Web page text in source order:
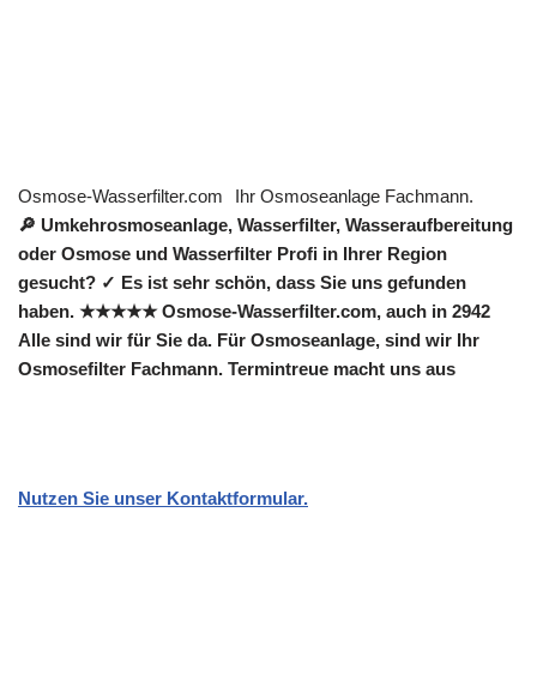
Osmose-Wasserfilter.com
Ihr Osmoseanlage Fachmann.
🔎 Umkehrosmoseanlage, Wasserfilter, Wasseraufbereitung
oder Osmose und Wasserfilter Profi in Ihrer Region
gesucht? ✓ Es ist sehr schön, dass Sie uns gefunden
haben. ★★★★★ Osmose-Wasserfilter.com, auch in 2942
Alle sind wir für Sie da. Für Osmoseanlage, sind wir Ihr
Osmosefilter Fachmann. Termintreue macht uns aus
Nutzen Sie unser Kontaktformular.